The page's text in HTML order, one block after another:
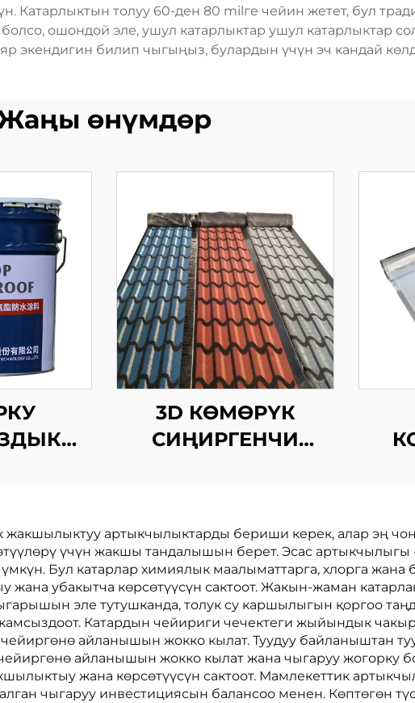
Катарлыктын толуу 60-ден 80 milге чейин жетет, бул
ошондой эле, ушул катарлыктар ушул катарлыктар
экендигин билип чыгыңыз, булардын үчүн эч кандай
өнүмдөр
3D КӨМӨРҮК
СИҢИРГЕНЧИ
жакшылыктуу артыкчылыктарды бериши керек, алар эң
үчүн жакшы тандалышын берет. Эсас
Бул катарлар химиялык маалыматтарга, хлорга жана
убакытча көрсөтүүсүн сактоот. Жакын-жаман
эле тутушканда, толук су каршылыгын қоргоо
Катардын чейириги чечектеги жыйындык
айланышын жокко кылат. Туудуу байланыштан
айланышын жокко кылат жана чыгаруу жогорку
жана көрсөтүүсүн сактоот. Мамлекеттик
чыгаруу инвестициясын балансоо менен. Көптөгөн